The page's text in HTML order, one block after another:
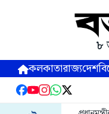
৮
কলকাতারাজ্যদেশ